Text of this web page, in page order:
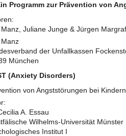
Programm zur Prävention von
Manz, Juliane Junge & Jürgen Margraf
der Unfallkassen
München
(Anxiety Disorders)
von Angststörungen bei
A. Essau
Wilhelms-Universität Münster
Institut I